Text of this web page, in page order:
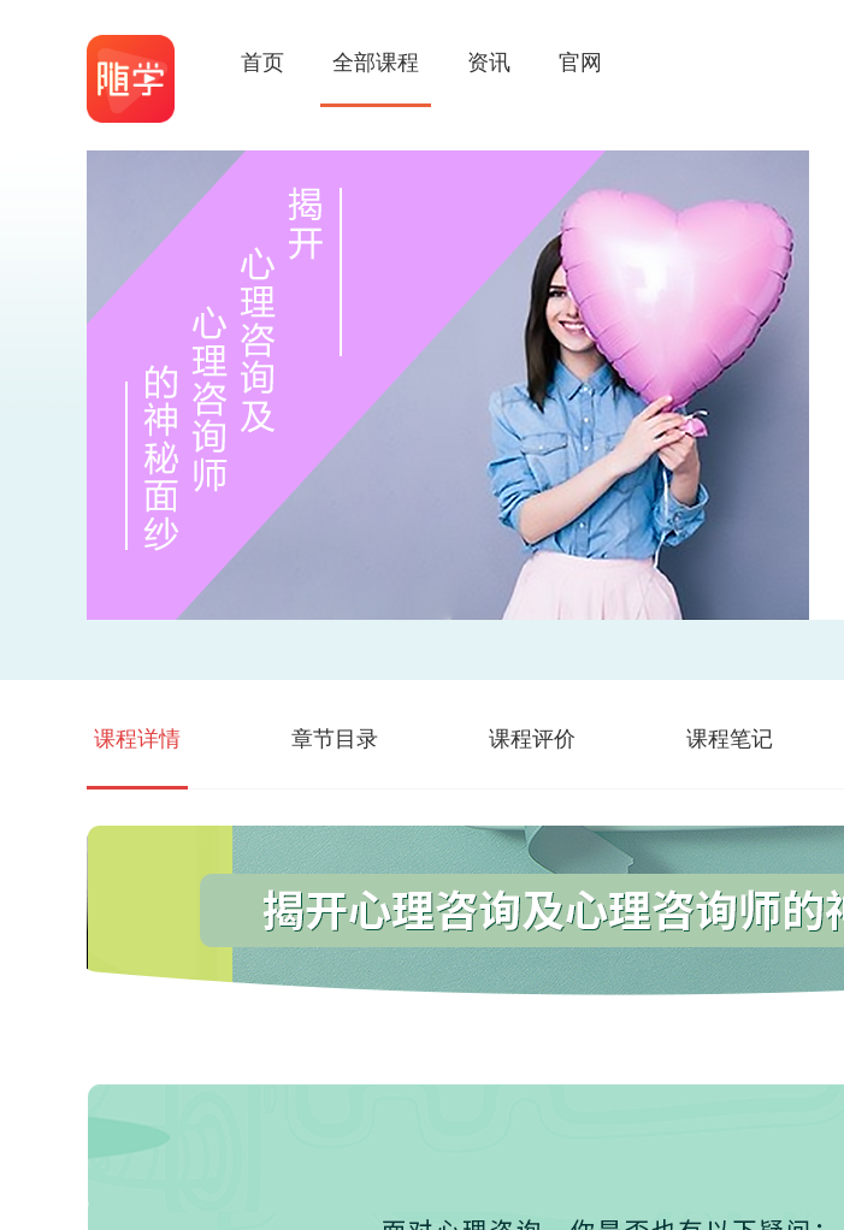
首页 全部课程 资讯 官网
课程详情 章节目录 课程评价 课程笔记